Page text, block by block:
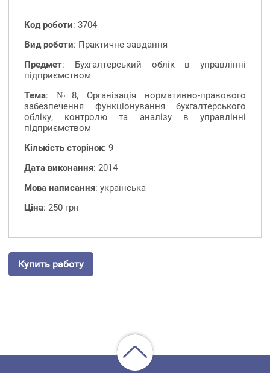
Код роботи: 3704
Вид роботи: Практичне завдання
Предмет: Бухгалтерський облік в управлінні
підприємством
Тема: №8, Організація нормативно-правового
забезпечення функціонування бухгалтерського
обліку, контролю та аналізу в управлінні
підприємством
Кількість сторінок: 9
Дата виконання: 2014
Мова написання: українська
Ціна: 250 грн
Купить работу